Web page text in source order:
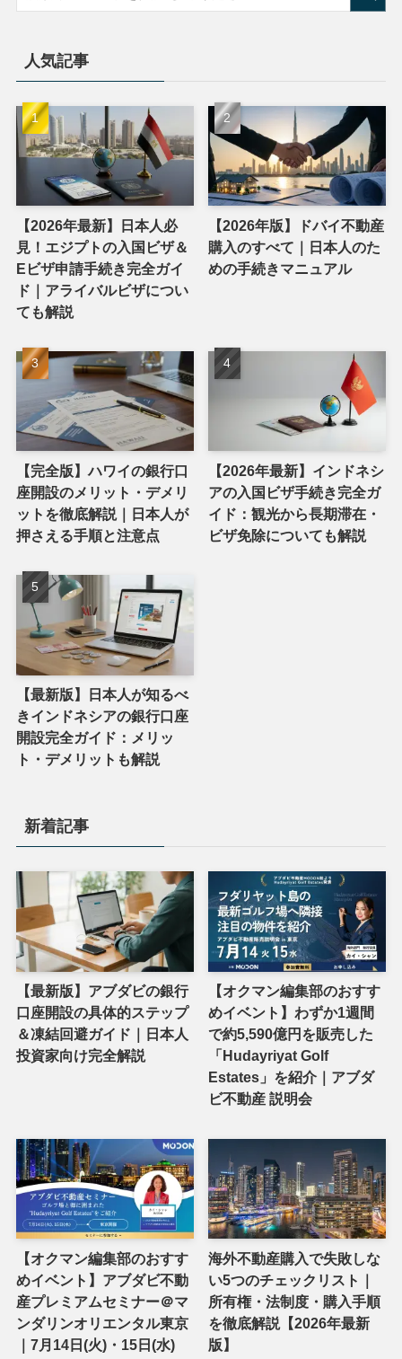
人気記事
【2026年最新】日本人必
見！エジプトの入国ビザ＆
Eビザ申請手続き完全ガイ
ド｜アライバルビザについ
ても解説
【2026年版】ドバイ不動産
購入のすべて｜日本人のた
めの手続きマニュアル
【完全版】ハワイの銀行口
座開設のメリット・デメリ
ットを徹底解説｜日本人が
押さえる手順と注意点
【2026年最新】インドネシ
アの入国ビザ手続き完全ガ
イド：観光から長期滞在・
ビザ免除についても解説
【最新版】日本人が知るべ
きインドネシアの銀行口座
開設完全ガイド：メリッ
ト・デメリットも解説
新着記事
【最新版】アブダビの銀行
口座開設の具体的ステップ
＆凍結回避ガイド｜日本人
投資家向け完全解説
【オクマン編集部のおすす
めイベント】わずか1週間
で約5,590億円を販売した
「Hudayriyat Golf
Estates」を紹介｜アブダ
ビ不動産 説明会
【オクマン編集部のおすす
めイベント】アブダビ不動
産プレミアムセミナー＠マ
ンダリンオリエンタル東京
｜7月14日(火)・15日(水)
海外不動産購入で失敗しな
い5つのチェックリスト｜
所有権・法制度・購入手順
を徹底解説【2026年最新
版】